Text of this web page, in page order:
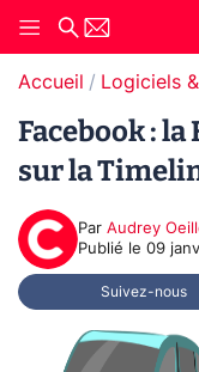
Accueil Logiciels
Facebook :
sur la
Par Audrey
Publié le 09
Suivez-nous